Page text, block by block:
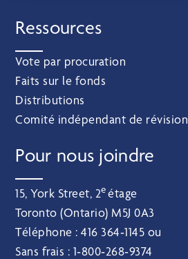
Ressources
Vote par procuration
Faits sur le fonds
Distributions
Comité indépendant de révision
Pour nous joindre
15, York Street, 2eétage
Toronto (Ontario) M5J 0A3
Téléphone :416 364‑1145 ou
Sans frais : 1‑800‑268‑9374